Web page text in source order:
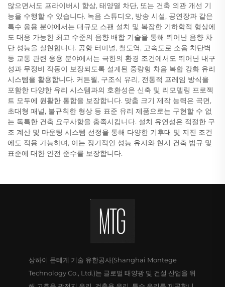
않으면서도 프라이버시 향상, 태양열 차단, 또는 건축 외관 개선 기
능을 수행할 수 있습니다. 녹음 스튜디오, 방송 시설, 공연장과 같은
특수 응용 분야에서는 대규모 스팬 설치 및 복잡한 기하학적 형상에
도 대응 가능한 최고 수준의 음향 배합 기술을 통해 뛰어난 음향 차
단 성능을 실현합니다. 공항 터미널, 철도역, 고속도로 소음 차단벽
등 교통 관련 응용 분야에서는 극한의 환경 조건에서도 뛰어난 내구
성과 무정비 작동이 보장되도록 설계된 중량형 차음 복합 강화 유리
시스템을 활용합니다. 커튼월, 구조식 유리, 전통적 프레임 방식을
포함한 다양한 유리 시스템과의 호환성은 신축 및 리모델링 프로젝
트 모두에 원활한 통합을 보장합니다. 맞춤 크기 제작 능력은 곡면,
초대형 패널, 불규칙한 형상 등 표준 유리 제품으로는 구현할 수 없
는 독특한 건축 요구사항을 충족시킵니다. 설치 유연성은 적절한 구
조 계산 및 마운팅 시스템 선정을 통해 다양한 기후대 및 지진 조건
에도 적용 가능하며, 이는 장기적인 성능 유지와 현지 건축 법규 및
표준에 대한 안전 준수를 보장합니다.
상하이 몬테게 기술 유한공사(Shanghai Montege
Technology Co., Ltd.)는 글로벌 태양광 및 건설 산업을 위